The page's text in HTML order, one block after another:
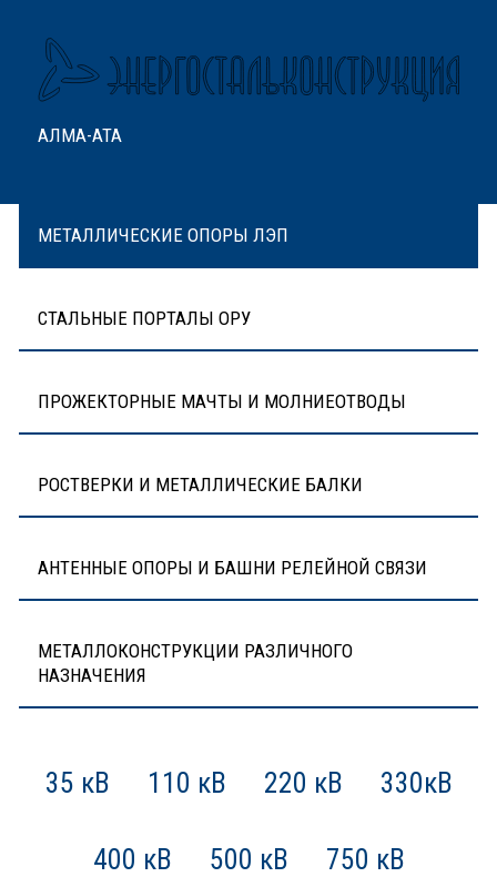
АЛМА-АТА
МЕТАЛЛИЧЕСКИЕ ОПОРЫ ЛЭП
СТАЛЬНЫЕ ПОРТАЛЫ ОРУ
ПРОЖЕКТОРНЫЕ МАЧТЫ И МОЛНИЕОТВОДЫ
РОСТВЕРКИ И МЕТАЛЛИЧЕСКИЕ БАЛКИ
АНТЕННЫЕ ОПОРЫ И БАШНИ РЕЛЕЙНОЙ СВЯЗИ
МЕТАЛЛОКОНСТРУКЦИИ РАЗЛИЧНОГО
НАЗНАЧЕНИЯ
35 кВ 110 кВ 220 кВ 330кВ
400 кВ 500 кВ 750 кВ